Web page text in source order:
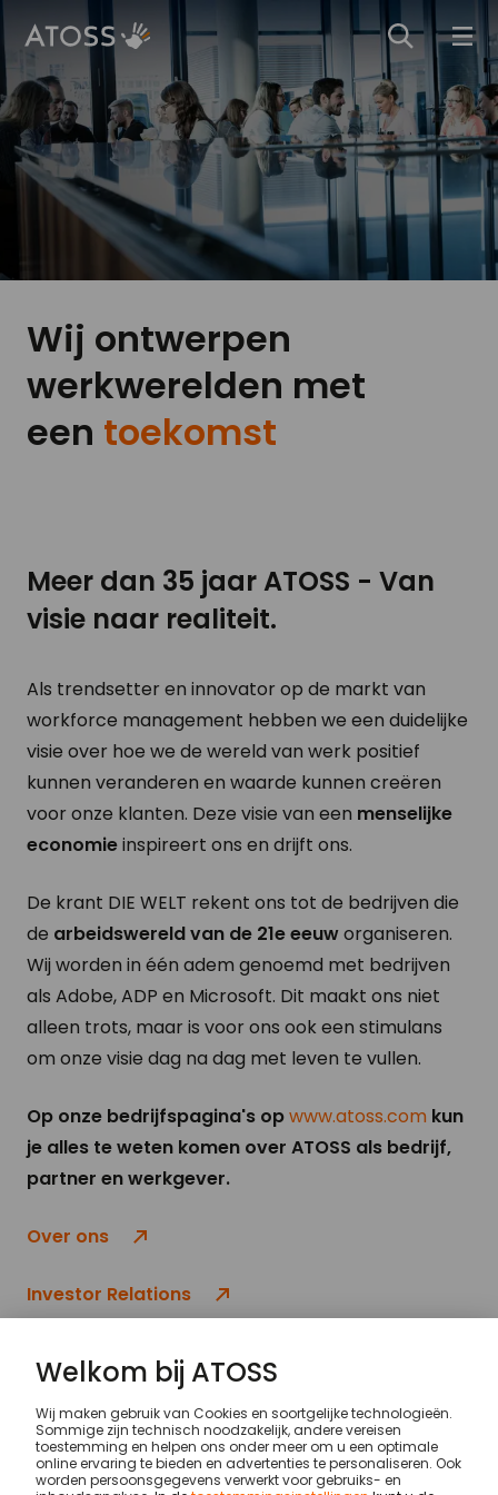
Wij ontwerpen
werkwerelden met
een toekomst
Meer dan 35 jaar ATOSS - Van
visie naar realiteit.
Als trendsetter en innovator op de markt van
workforce management hebben we een duidelijke
visie over hoe we de wereld van werk positief
kunnen veranderen en waarde kunnen creëren
voor onze klanten. Deze visie van een menselijke
economieinspireert ons en drijft ons.
De krant DIE WELT rekent ons tot de bedrijven die
de arbeidswereld van de 21e eeuworganiseren.
Wij worden in één adem genoemd met bedrijven
als Adobe, ADP en Microsoft. Dit maakt ons niet
alleen trots, maar is voor ons ook een stimulans
om onze visie dag na dag met leven te vullen.
Op onze bedrijfspagina's opwww.atoss.com kun
je alles te weten komen over ATOSS als bedrijf,
partner en werkgever.
Over ons
Investor Relations
Over ons